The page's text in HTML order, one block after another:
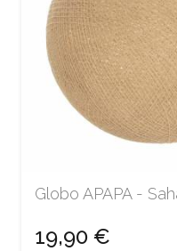
Globo APAPA -
19,90 €